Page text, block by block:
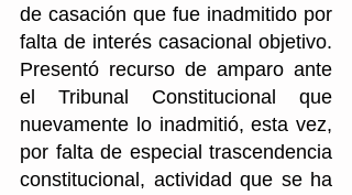
de casación que fue inadmitido por
falta de interés casacional objetivo.
Presentó recurso de amparo ante
el Tribunal Constitucional que
nuevamente lo inadmitió, esta vez,
por falta de especial trascendencia
constitucional, actividad que se ha